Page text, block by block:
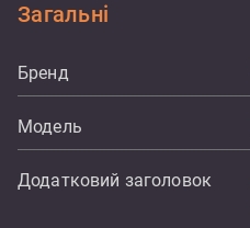
Загальні
Бренд
Модель
Додатковий заголовок